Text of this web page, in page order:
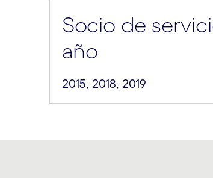
Socio de
año
2015, 2018, 2019